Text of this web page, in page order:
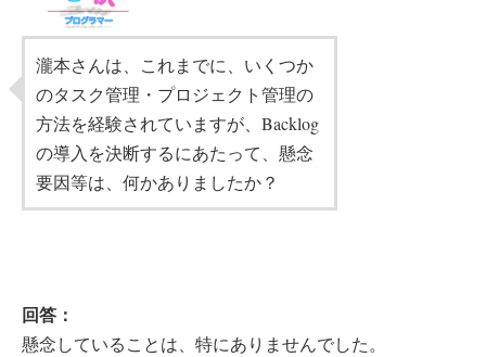
瀧本さんは、これまでに、いくつか
のタスク管理・プロジェクト管理の
方法を経験されていますが、Backlog
の導入を決断するにあたって、懸念
要因等は、何かありましたか？
回答：
懸念していることは、特にありませんでした。